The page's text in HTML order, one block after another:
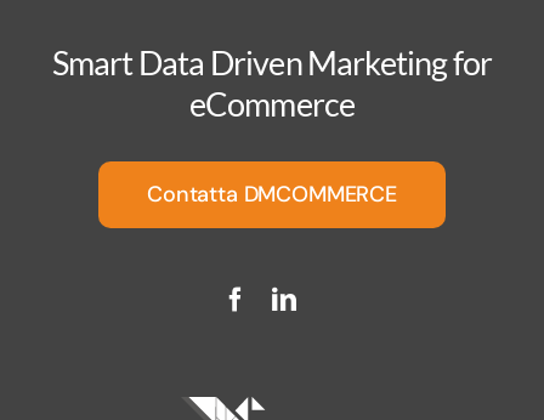
Smart Data Driven Marketing for
eCommerce
Contatta DMCOMMERCE